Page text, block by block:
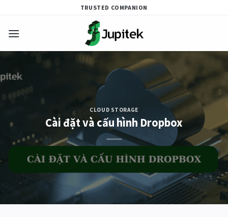
content
TRUSTED COMPANION
CLOUD STORAGE
Cài đặt và cấu hình Dropbox